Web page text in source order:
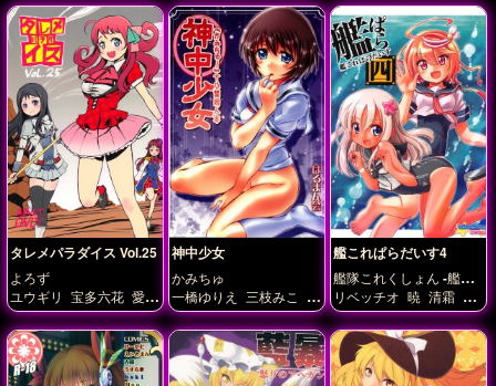
タレメパラダイス Vol.25
よろず
ユウギリ 宝多六花 愛崎
えみる(キュアマシェリ)
星川リリィ 水野愛 源さ
くら 紺野純子 薬師寺さ
あや(キュアアンジュ) 西
住みほ 関織子
神中少女
かみちゅ
一橋ゆりえ 三枝みこ 三
枝祀 四条光恵
艦これぱらだいす4
艦隊これくしょん -艦こ
れ-
リベッチオ 暁 清霜
雷 電 響